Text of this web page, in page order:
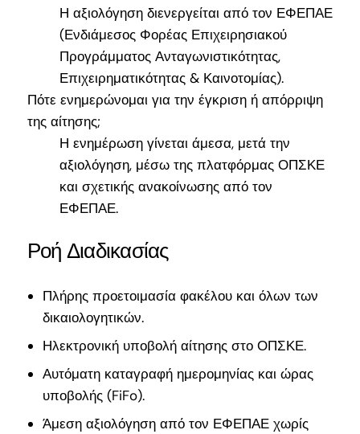
Η αξιολόγηση διενεργείται από τον ΕΦΕΠΑΕ
(Ενδιάμεσος Φορέας Επιχειρησιακού
Προγράμματος Ανταγωνιστικότητας,
Επιχειρηματικότητας & Καινοτομίας).
Πότε ενημερώνομαι για την έγκριση ή απόρριψη
της αίτησης;
Η ενημέρωση γίνεται άμεσα, μετά την
αξιολόγηση, μέσω της πλατφόρμας ΟΠΣΚΕ
και σχετικής ανακοίνωσης από τον
ΕΦΕΠΑΕ.
Ροή Διαδικασίας
Πλήρης προετοιμασία φακέλου και όλων των
δικαιολογητικών.
Ηλεκτρονική υποβολή αίτησης στο ΟΠΣΚΕ.
Αυτόματη καταγραφή ημερομηνίας και ώρας
υποβολής (FiFo).
Άμεση αξιολόγηση από τον ΕΦΕΠΑΕ χωρίς